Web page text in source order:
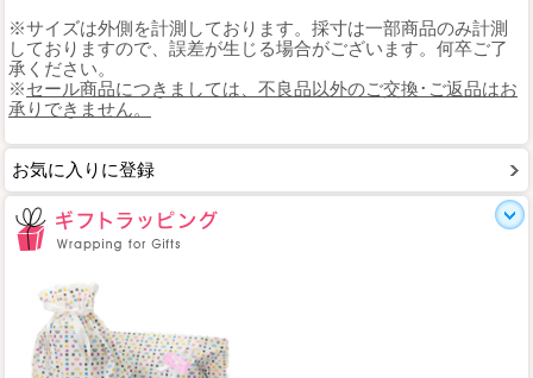
※サイズは外側を計測しております。採寸は一部商品のみ計測
しておりますので、誤差が生じる場合がございます。何卒ご了
承ください。
※セール商品につきましては、不良品以外のご交換･ご返品はお
承りできません。
お気に入りに登録